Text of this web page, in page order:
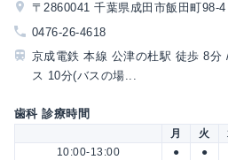
〒2860041 千葉県成田市飯田町98-
0476-26-4618
京成電鉄 本線 公津の杜駅 徒歩 8
ス 10分(バスの場...
歯科 診療時間
月 火
10:00-13:00
● ●